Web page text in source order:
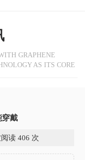
GRAPHENE
AS ITS CORE
穿戴
读 406 次